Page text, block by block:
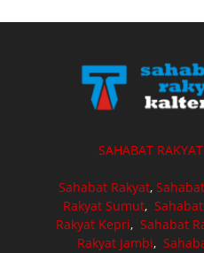
SAHABAT
Sahabat Rakyat,
Rakyat Sumut,
Rakyat Kepri,Sahabat
Rakyat Jambi,